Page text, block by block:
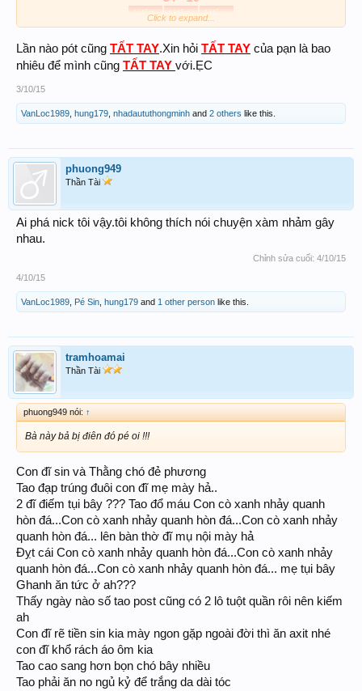
P/s: Đang Đen
Click to expand...
Lần nào pót cũng TẤT TAY.Xin hỏi TẤT TAY của pạn là bao
nhiêu để mình cũng TẤT TAY với.ẸC
3/10/15
VanLoc1989 hung179 nhadaututhongminh and 2 others like this.
phuong949
Thần Tài
Ai phá nick tôi vậy.tôi không thích nói chuyện xàm nhảm gây
nhau.
Chỉnh sửa cuối: 4/10/15
4/10/15
VanLoc1989 Pé Sin hung179 and 1 other person like this.
tramhoamai
Thần Tài
phuong949 nói: ↑
Bà này bả bị điên đó pé oi !!!
Con đĩ sin và Thằng chó đẻ phương
Tao đạp trúng đuôi con đĩ mẹ mày hả..
2 đĩ điếm tụi bây ??? Tao đổ máu Con cò xanh nhảy quanh
hòn đá...Con cò xanh nhảy quanh hòn đá...Con cò xanh nhảy
quanh hòn đá... lên bàn thờ đĩ mụ nội mày hả
Đỵt cái Con cò xanh nhảy quanh hòn đá...Con cò xanh nhảy
quanh hòn đá...Con cò xanh nhảy quanh hòn đá... mẹ tụi bây
Ghanh ăn tức ở ah???
Thấy ngày nào số tao post cũng có 2 lô tuột quần rôi nên kiếm
ah
Con đĩ rẽ tiền sin kia mày ngon gặp ngoài đời thì ăn axit nhé
con đĩ khổ rách áo ôm kia
Tao cao sang hơn bọn chó bây nhiều
Tao phải ăn no ngủ kỷ để trắng da dài tóc